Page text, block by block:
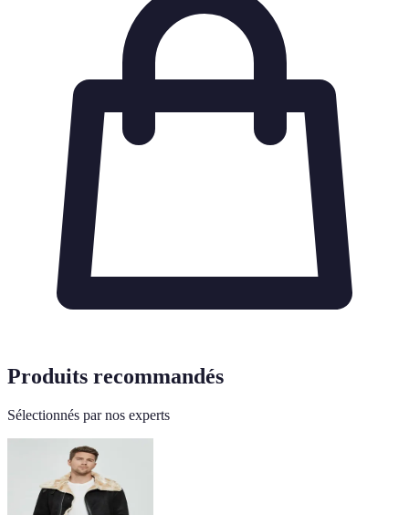
Produits recommandés
Sélectionnés par nos experts